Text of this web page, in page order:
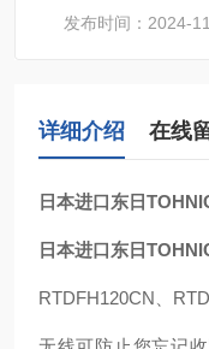
发布时间：2024-
详细介绍 在线
日本进口东日
日本进口东日
RTDFH120CN、